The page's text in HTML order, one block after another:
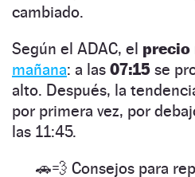
cambiado.
Según el ADAC, el precio
mañana: a las 07:15 se
alto. Después, la
por primera vez, por
las 11:45.
🚗💨 Consejos para